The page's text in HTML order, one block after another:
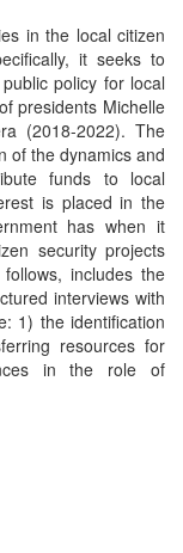
in the local citizen
it seeks to
policy for local
presidents Michelle
(2018-2022). The
of the dynamics and
funds to local
is placed in the
has when it
security projects
includes the
interviews with
1) the identification
resources for
in the role of